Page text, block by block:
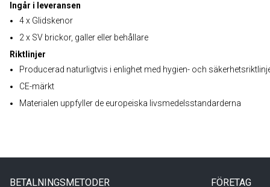
Ingår i leveransen
4 x Glidskenor
2 x SV brickor, galler eller behållare
Riktlinjer
Producerad naturligtvis i enlighet med hygien- och
CE-märkt
Materialen uppfyller de europeiska livsmedelsstandarderna
BETALNINGSMETODER FÖRETAG